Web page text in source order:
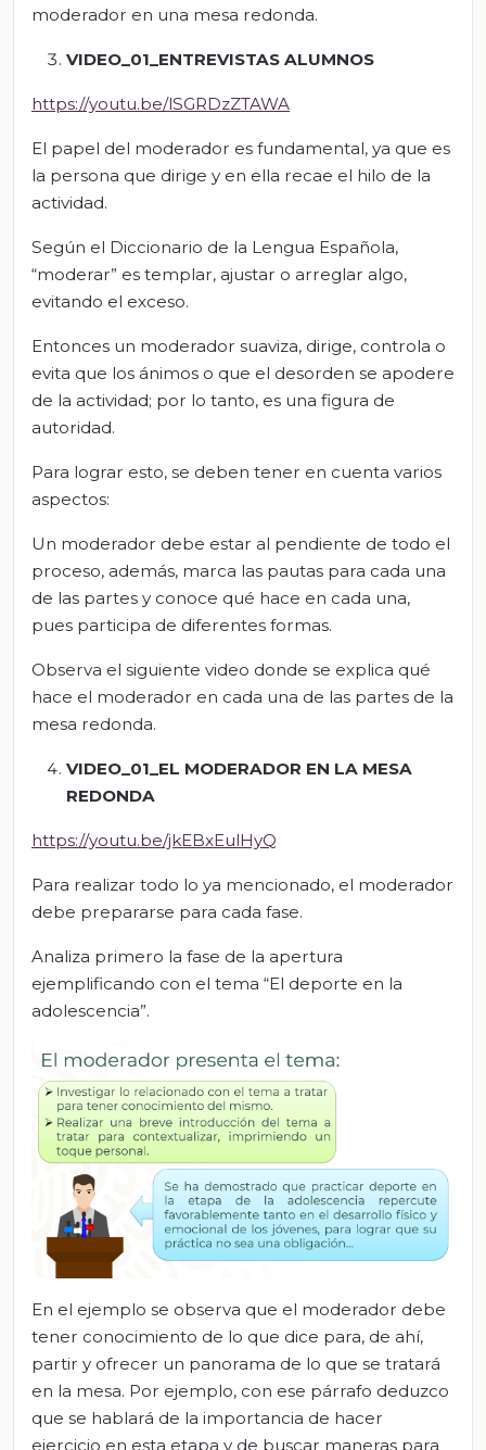
moderador en una mesa redonda.
VIDEO_01_ENTREVISTAS ALUMNOS
https://youtu.be/lSGRDzZTAWA
El papel del moderador es fundamental, ya que es
la persona que dirige y en ella recae el hilo de la
actividad.
Según el Diccionario de la Lengua Española,
“moderar” es templar, ajustar o arreglar algo,
evitando el exceso.
Entonces un moderador suaviza, dirige, controla o
evita que los ánimos o que el desorden se apodere
de la actividad; por lo tanto, es una figura de
autoridad.
Para lograr esto, se deben tener en cuenta varios
aspectos:
Un moderador debe estar al pendiente de todo el
proceso, además, marca las pautas para cada una
de las partes y conoce qué hace en cada una,
pues participa de diferentes formas.
Observa el siguiente video donde se explica qué
hace el moderador en cada una de las partes de la
mesa redonda.
VIDEO_01_EL MODERADOR EN LA MESA
REDONDA
https://youtu.be/jkEBxEulHyQ
Para realizar todo lo ya mencionado, el moderador
debe prepararse para cada fase.
Analiza primero la fase de la apertura
ejemplificando con el tema “El deporte en la
adolescencia”.
En el ejemplo se observa que el moderador debe
tener conocimiento de lo que dice para, de ahí,
partir y ofrecer un panorama de lo que se tratará
en la mesa. Por ejemplo, con ese párrafo deduzco
que se hablará de la importancia de hacer
ejercicio en esta etapa y de buscar maneras para